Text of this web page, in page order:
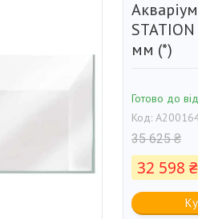
мм (*)
Готово до
Код:
35 625 ₴
32 598 ₴